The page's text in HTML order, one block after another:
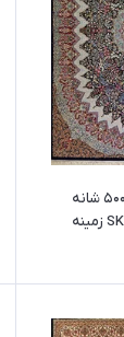
فرش ستاره کویر یزد 500 شانه
کلکسیون شاهین کد SK زمینه